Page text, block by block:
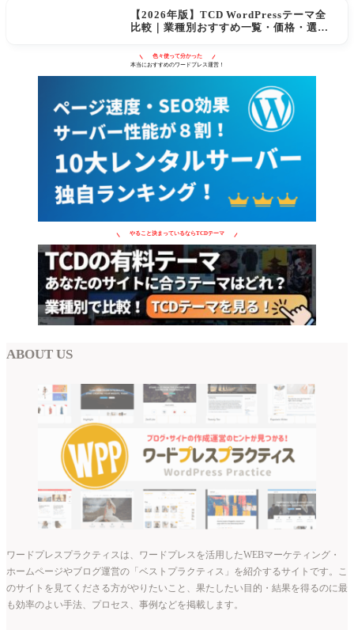
【2026年版】TCD WordPressテーマ全
比較｜業種別おすすめ一覧・価格・選び
色々使って分かった
本当におすすめのワードプレス運営！
やること決まっているならTCDテーマ
ABOUT US
ワードプレスプラクティスは、ワードプレスを活用したWEBマーケティング・
ホームページやブログ運営の「ベストプラクティス」を紹介するサイトです。こ
のサイトを見てくださる方がやりたいこと、果たしたい目的・結果を得るのに最
も効率のよい手法、プロセス、事例などを掲載します。